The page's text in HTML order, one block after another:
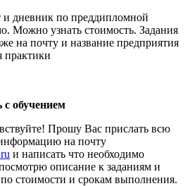
дневник по преддипломной
Можно узнать стоимость. Задания
на почту и название предприятия
практики
обучением
Прошу Вас прислать всю
на почту
и написать что необходимо
описание к заданиям и
стоимости и срокам выполнения.